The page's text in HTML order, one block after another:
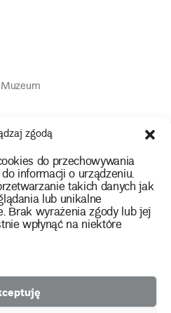
zgodą
do przechowywania
informacji o urządzeniu.
takich danych jak
lub unikalne
Brak wyrażenia zgody lub jej
wpłynąć na niektóre
we Wrocławiu